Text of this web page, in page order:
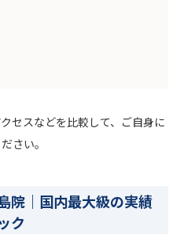
セスなどを比較して、ご自身に
さい。
院｜国内最大級の実績
ク